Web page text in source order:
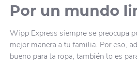
Por un mundo
Wipp Express siempre se preocupa
mejor manera a tu familia. Por eso,
bueno para la ropa, también lo es